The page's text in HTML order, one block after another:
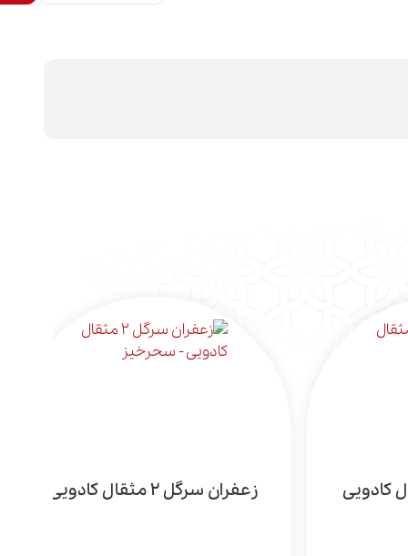
زعفران سرگل 2 مثقال کادویی